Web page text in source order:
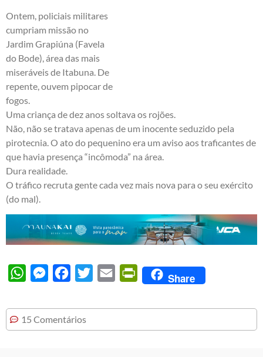
Ontem, policiais militares
cumpriam missão no
Jardim Grapiúna (Favela
do Bode), área das mais
miseráveis de Itabuna. De
repente, ouvem pipocar de
fogos.
Uma criança de dez anos soltava os rojões.
Não, não se tratava apenas de um inocente seduzido pela
pirotecnia. O ato do pequenino era um aviso aos traficantes de
que havia presença “incômoda” na área.
Dura realidade.
O tráfico recruta gente cada vez mais nova para o seu exército
(do mal).
WhatsAppMessengerFacebook
Twitter Email PrintFriendly
Share
15 Comentários